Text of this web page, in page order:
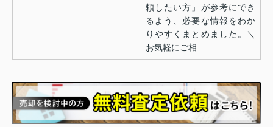
頼したい方」が参考にでき
るよう、必要な情報をわか
りやすくまとめました。＼
お気軽にご相...